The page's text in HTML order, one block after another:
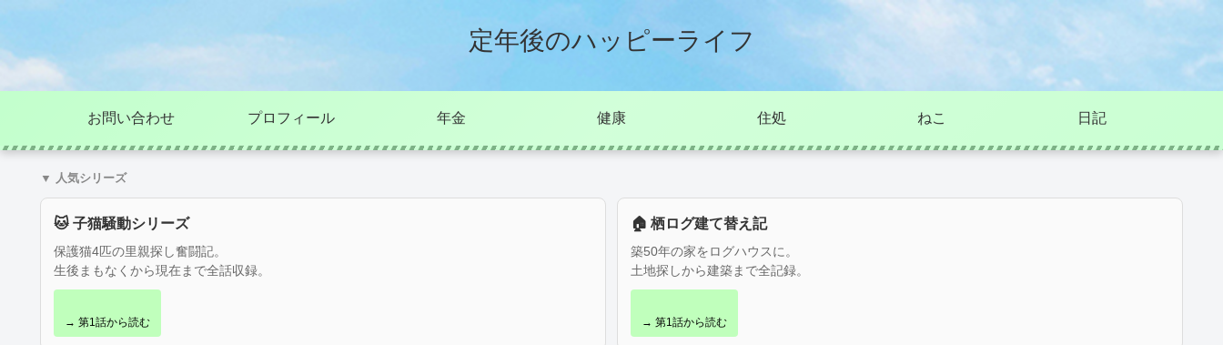
定年後のハッピーライフ
お問い合わせ プロフィール 年金 健康 住処 ねこ 日記
▼ 人気シリーズ
🐱 子猫騒動シリーズ
保護猫4匹の里親探し奮闘記。
生後まもなくから現在まで全話収録。
→ 第1話から読む
🏠 栖ログ建て替え記
築50年の家をログハウスに。
土地探しから建築まで全記録。
→ 第1話から読む